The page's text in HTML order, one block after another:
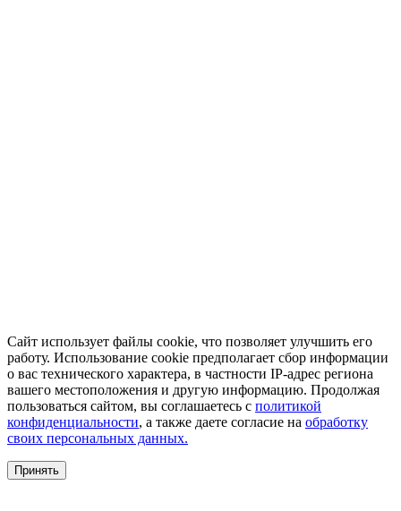
Сайт использует файлы cookie, что позволяет улучшить его
работу. Использование cookie предполагает сбор информации
о вас технического характера, в частности IP-адрес региона
вашего местоположения и другую информацию. Продолжая
пользоваться сайтом, вы соглашаетесь с политикой
конфиденциальности, а также даете согласие на обработку
своих персональных данных.
Принять